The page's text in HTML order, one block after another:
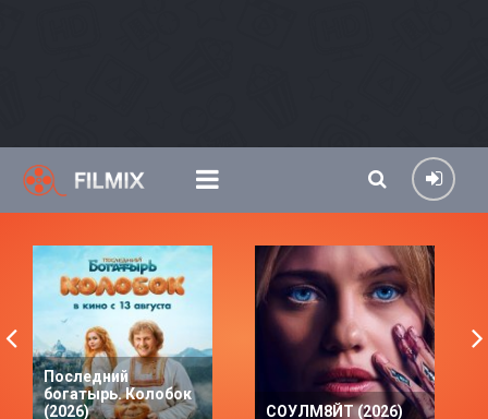
Последний
богатырь. Колобок
(2026)
СОУЛМ8ЙТ (2026)